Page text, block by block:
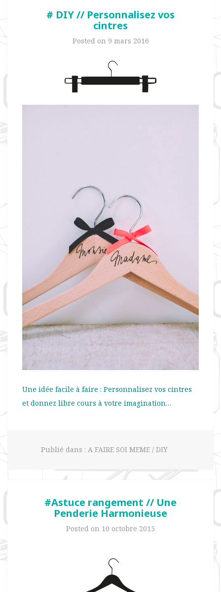
# DIY // Personnalisez vos
cintres
Posted on 9 mars 2016
Une idée facile à faire : Personnalisez vos cintres
et donnez libre cours à votre imagination…
Publié dans : A FAIRE SOI MEME / DIY
#Astuce rangement // Une
Penderie Harmonieuse
Posted on 10 octobre 2015